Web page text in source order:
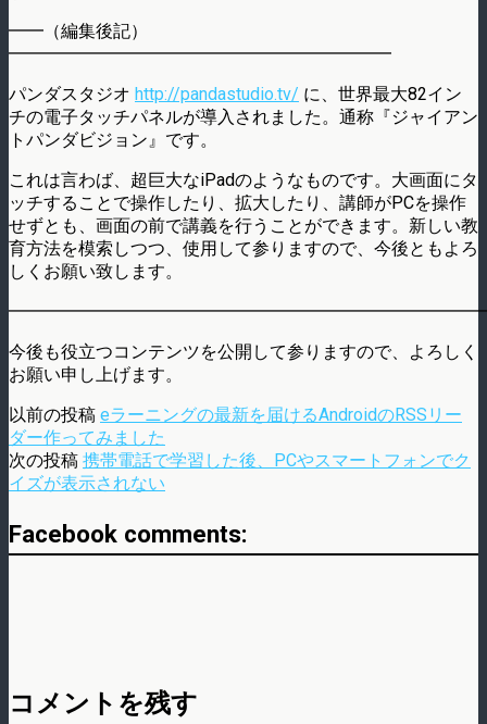
━━（編集後記）
━━━━━━━━━━━━━━━━━━━━━━
パンダスタジオ http://pandastudio.tv/ に、世界最大82イン
チの電子タッチパネルが導入されました。通称『ジャイアン
トパンダビジョン』です。
これは言わば、超巨大なiPadのようなものです。大画面にタ
ッチすることで操作したり、拡大したり、講師がPCを操作
せずとも、画面の前で講義を行うことができます。新しい教
育方法を模索しつつ、使用して参りますので、今後ともよろ
しくお願い致します。
今後も役立つコンテンツを公開して参りますので、よろしく
お願い申し上げます。
以前の投稿 eラーニングの最新を届けるAndroidのRSSリー
ダー作ってみました
次の投稿 携帯電話で学習した後、PCやスマートフォンでク
イズが表示されない
Facebook comments:
コメントを残す